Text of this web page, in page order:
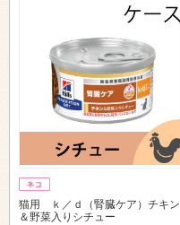
猫用 ｋ／ｄ（腎臓ケア）チキン
＆野菜入りシチュー